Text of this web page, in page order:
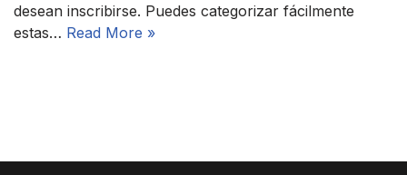
desean inscribirse. Puedes categorizar fácilmente
estas… Read More »